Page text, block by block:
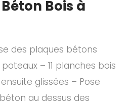
Bois à
des plaques bétons
– 11 planches bois
glissées – Pose
au dessus des